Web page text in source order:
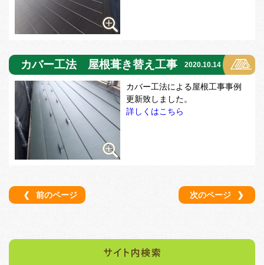
カバー工法 屋根葺き替え工事 2020.10.14
カバー工法による屋根工事事例
更新致しました。
詳しくはこちら
❮ 前のページ 次のページ ❯